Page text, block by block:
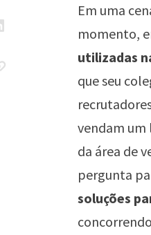
Em uma
momento,
utilizadas
que seu
vendam um
da área de
pergunta
soluções